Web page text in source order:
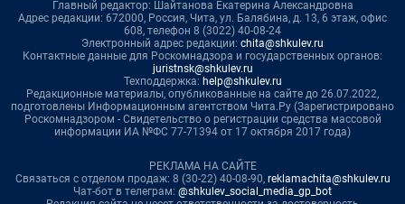
Главный редактор: Шайтанова Екатерина Александровна
Адрес редакции: 672000, Россия, Чита, ул. Балябина, д. 13, 6 этаж, офис
608, телефон 8 (3022) 40-08-24
Электронный адрес редакции: chita@shkulev.ru
Контактные данные для Роскомнадзора и государственных органов:
juristnsk@shkulev.ru
Техподдержка: help@shkulev.ru
Редакционные материалы, опубликованные на сайте до 26.07.2022,
подготовлены Информационным агентством Чита.Ру (Зарегистрировано
Роскомнадзором - Свидетельство о регистрации средства массовой
информации ИА №ФС 77-71394 от 17 октября 2017 года)
РЕКЛАМА НА САЙТЕ
Связаться с отделом продаж: 8 (30-22) 40-08-90, reklamachita@shkulev.ru
Чат-бот в телеграм: @shkulev_social_media_gp_bot